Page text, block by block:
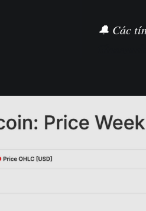
🔔 Các